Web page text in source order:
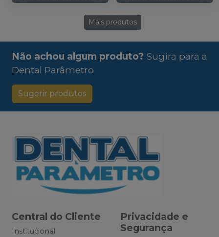
Mais produtos
Não achou algum produto? Sugira para a
Dental Parâmetro
Sugerir produtos
Central do Cliente
Institucional
Privacidade e
Segurança